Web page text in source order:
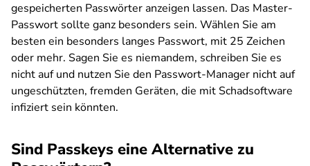
gespeicherten Passwörter anzeigen lassen. Das Master-
Passwort sollte ganz besonders sein. Wählen Sie am
besten ein besonders langes Passwort, mit 25 Zeichen
oder mehr. Sagen Sie es niemandem, schreiben Sie es
nicht auf und nutzen Sie den Passwort-Manager nicht auf
ungeschützten, fremden Geräten, die mit Schadsoftware
infiziert sein könnten.
Sind Passkeys eine Alternative zu